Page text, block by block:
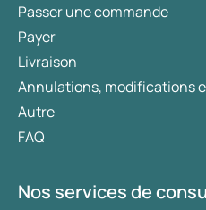
Passer une commande
Payer
Livraison
Annulations, modifications
Autre
FAQ
Nos services de